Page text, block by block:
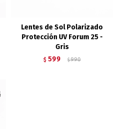
Lentes de Sol Polarizado
Protección UV Forum 25 -
Gris
$ 599 $ 990